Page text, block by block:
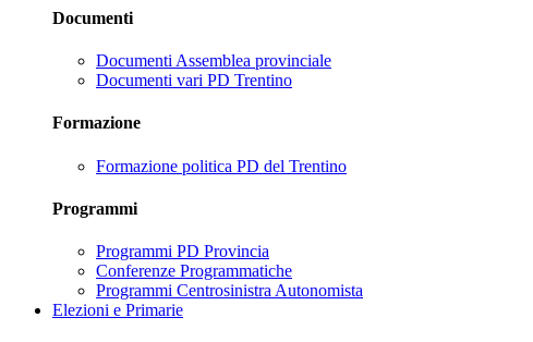
Documenti
Documenti Assemblea provinciale
Documenti vari PD Trentino
Formazione
Formazione politica PD del Trentino
Programmi
Programmi PD Provincia
Conferenze Programmatiche
Programmi Centrosinistra Autonomista
Elezioni e Primarie